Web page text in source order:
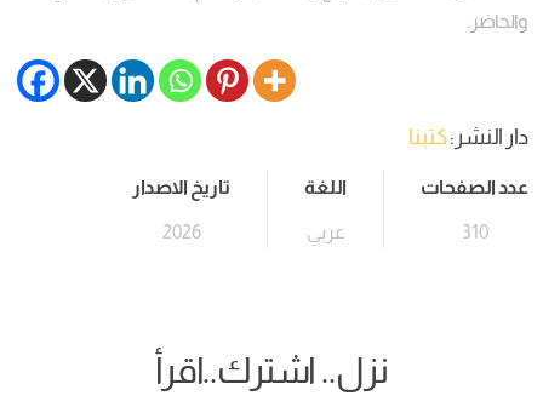
والحاضر.
دار النشر:كتبنا
عدد الصفحات
310
اللغة
عربي
تاريخ الاصدار
2026
نزل.. اشترك..اقرأ